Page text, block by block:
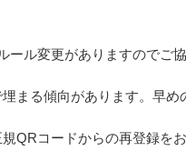
ル変更がありますのでご協
まる傾向があります。早め
コードからの再登録をお